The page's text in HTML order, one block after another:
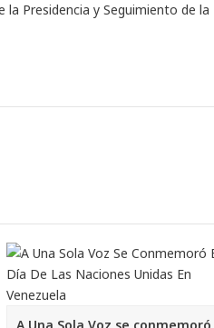
Presidencia y Seguimiento de la